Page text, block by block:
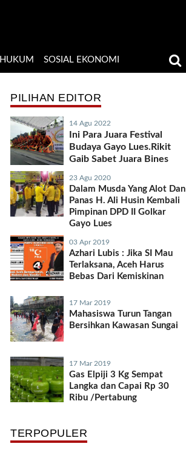
HUKUM SOSIAL EKONOMI
PILIHAN EDITOR
14 Agu 2022
Ini Para Juara Festival
Budaya Gayo Lues.Rikit
Gaib Sabet Juara Bines
23 Agu 2020
Dalam Musda Yang Alot Dan
Panas H. Ali Husin Kembali
Pimpinan DPD II Golkar
Gayo Lues
03 Apr 2019
Azhari Lubis : Jika SI Mau
Terlaksana, Aceh Harus
Bebas Dari Kemiskinan
17 Mar 2019
Mahasiswa Turun Tangan
Bersihkan Kawasan Sungai
17 Mar 2019
Gas Elpiji 3 Kg Sempat
Langka dan Capai Rp 30
Ribu /Pertabung
TERPOPULER